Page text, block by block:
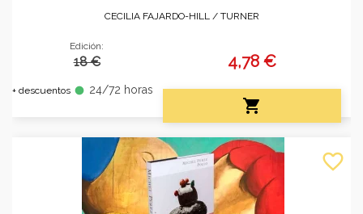
CECILIA FAJARDO-HILL / TURNER
Edición:
18 €
+ descuentos fiber_manual_record 24/72 horas
4,78 €

favorite_border